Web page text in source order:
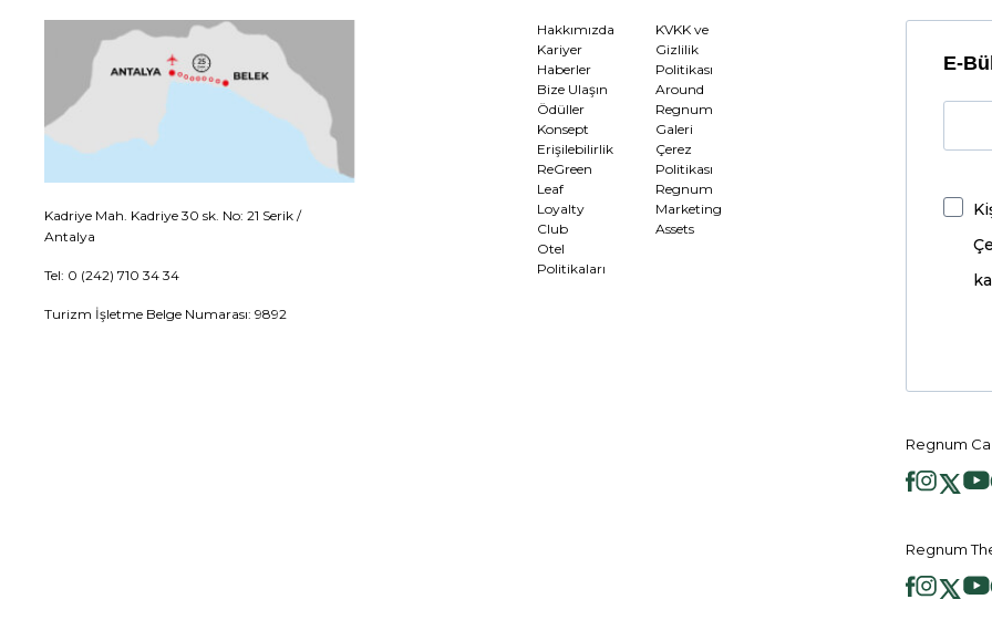
Kadriye Mah. Kadriye 30 sk. No: 21 Serik /
Antalya
Tel: 0 (242) 710 34 34
Turizm İşletme Belge Numarası: 9892
Hakkımızda
Kariyer
Haberler
Bize Ulaşın
Ödüller
Konsept
Erişilebilirlik
ReGreen
Leaf
Loyalty
Club
Otel
Politikaları
KVKK ve
Gizlilik
Politikası
Around
Regnum
Galeri
Çerez
Politikası
Regnum
Marketing
Assets
E-
Regnum
Regnum